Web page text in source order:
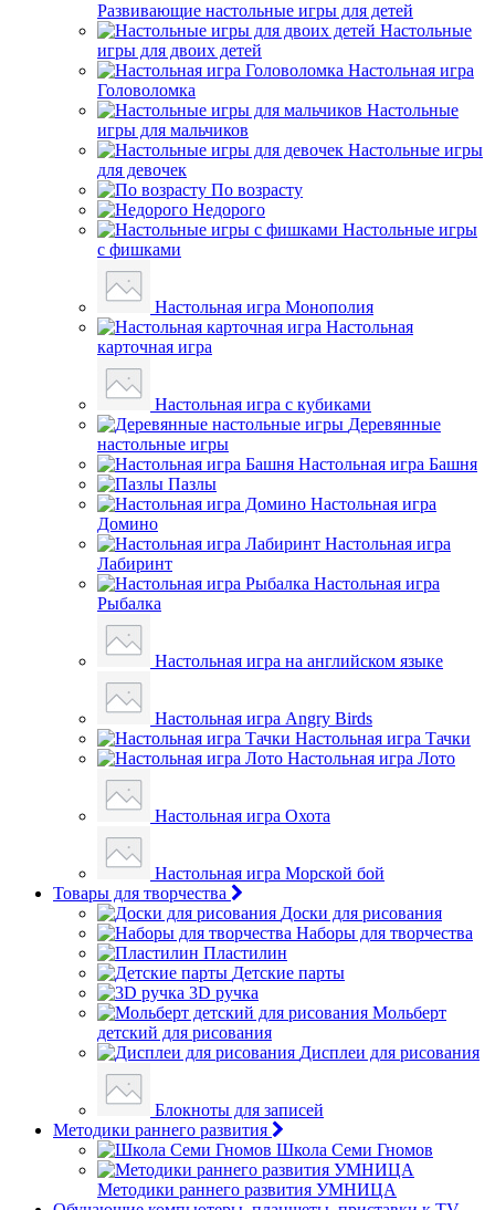
Развивающие настольные игры для детей
Настольные
игры для двоих детей
Настольная игра
Головоломка
Настольные
игры для мальчиков
Настольные игры
для девочек
По возрасту
Недорого
Настольные игры
с фишками
Настольная игра Монополия
Настольная
карточная игра
Настольная игра с кубиками
Деревянные
настольные игры
Настольная игра Башня
Пазлы
Настольная игра
Домино
Настольная игра
Лабиринт
Настольная игра
Рыбалка
Настольная игра на английском языке
Настольная игра Angry Birds
Настольная игра Тачки
Настольная игра Лото
Настольная игра Охота
Настольная игра Морской бой
Товары для творчества
Доски для рисования
Наборы для творчества
Пластилин
Детские парты
3D ручка
Мольберт
детский для рисования
Дисплеи для рисования
Блокноты для записей
Методики раннего развития
Школа Семи Гномов
Методики раннего развития УМНИЦА